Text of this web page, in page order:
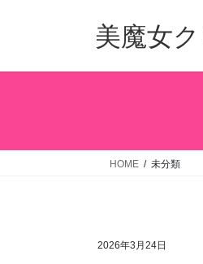
美魔女
HOME 未分類
2026年3月24日